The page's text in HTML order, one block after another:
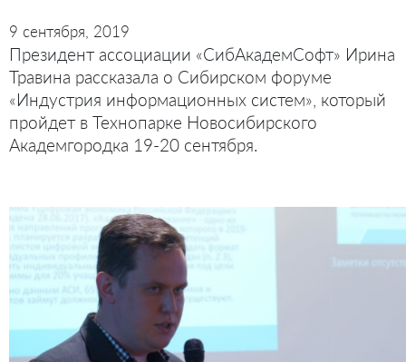
9 сентября, 2019
Президент ассоциации «СибАкадемСофт» Ирина
Травина рассказала о Сибирском форуме
«Индустрия информационных систем», который
пройдет в Технопарке Новосибирского
Академгородка 19-20 сентября.